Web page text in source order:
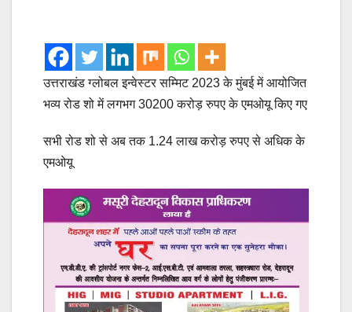
उत्तराखंड ग्लोबल इन्वेस्टर सम्मिट 2023 के मुंबई में आयोजित
भव्य रोड शो में लगभग 30200 करोड़ रुपए के एमओयू किए गए
सभी रोड शो से अब तक 1.24 लाख करोड़ रुपए से अधिक के
एमओयू